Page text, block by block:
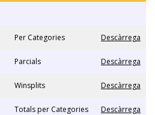
Per Categories Descàrrega
Parcials Descàrrega
Winsplits Descàrrega
Totals per Categories Descàrrega